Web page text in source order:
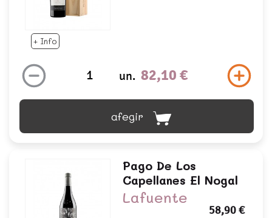
+ Info
un. 82,10 €
afegir
Pago De Los
Capellanes El Nogal
Lafuente
58,90 €